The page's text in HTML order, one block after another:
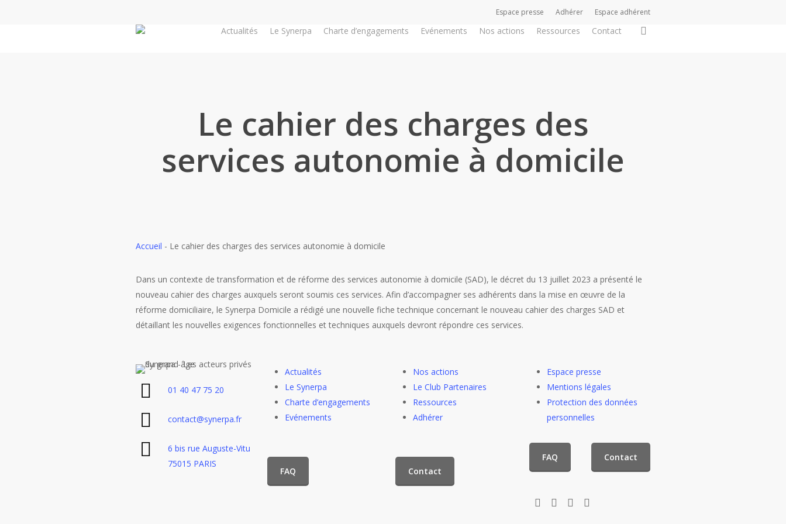
Espace presse Adhérer Espace adhérent
Actualités Le Synerpa Charte d’engagements Evénements Nos actions Ressources Contact
Le cahier des charges des
services autonomie à domicile
Accueil - Le cahier des charges des services autonomie à domicile
Dans un contexte de transformation et de réforme des services autonomie à domicile (SAD), le décret du 13 juillet 2023 a présenté le
nouveau cahier des charges auxquels seront soumis ces services. Afin d’accompagner ses adhérents dans la mise en œuvre de la
réforme domiciliaire, le Synerpa Domicile a rédigé une nouvelle fiche technique concernant le nouveau cahier des charges SAD et
détaillant les nouvelles exigences fonctionnelles et techniques auxquels devront répondre ces services.
01 40 47 75 20
contact@synerpa.fr
6 bis rue Auguste-Vitu
75015 PARIS
Actualités
Le Synerpa
Charte d’engagements
Evénements
Nos actions
Le Club Partenaires
Ressources
Adhérer
FAQ Contact
Espace presse
Mentions légales
Protection des données
personnelles
FAQ Contact